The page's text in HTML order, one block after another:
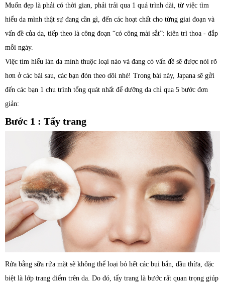
Muốn đẹp là phải có thời gian, phải trải qua 1 quá trình dài, từ việc tìm
hiểu da mình thật sự đang cần gì, đến các hoạt chất cho từng giai đoạn và
vấn đề của da, tiếp theo là công đoạn “có công mài sắt”: kiên trì thoa - đắp
mỗi ngày.
Việc tìm hiểu làn da mình thuộc loại nào và đang có vấn đề sẽ được nói rõ
hơn ở các bài sau, các bạn đón theo dõi nhé! Trong bài này, Japana sẽ gửi
đến các bạn 1 chu trình tổng quát nhất để dưỡng da chỉ qua 5 bước đơn
giản:
Bước 1 : Tẩy trang
Rửa bằng sữa rửa mặt sẽ không thể loại bỏ hết các bụi bẩn, dầu thừa, đặc
biệt là lớp trang điểm trên da. Do đó, tẩy trang là bước rất quan trọng giúp